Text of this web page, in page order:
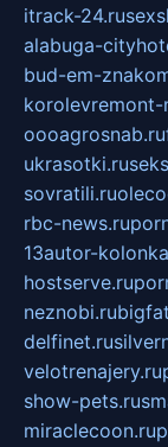
itrack-24.ru
alabuga-
bud-em-
korolevremont-
oooagrosnab.ru
ukrasotki.ru
sovratili.ru
rbc-news.ru
13autor-
hostserve.ru
neznobi.ru
delfinet.ru
velotrenajery.ru
show-pets.ru
miraclecoon.ru